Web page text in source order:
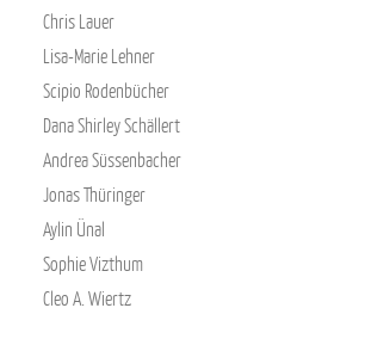
Chris Lauer
Lisa-Marie Lehner
Scipio Rodenbücher
Dana Shirley Schällert
Andrea Süssenbacher
Jonas Thüringer
Aylin Ünal
Sophie Vizthum
Cleo A. Wiertz